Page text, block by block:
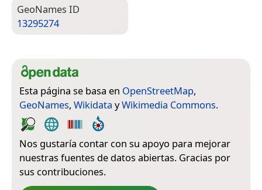
Geo­Names ID
13295274
Esta página se basa en OpenStreetMap,
GeoNames, Wikidata yWikimedia Commons.
Nos gustaría contar con su apoyo para mejorar
nuestras fuentes de datos abiertas. Gracias por
sus contribuciones.